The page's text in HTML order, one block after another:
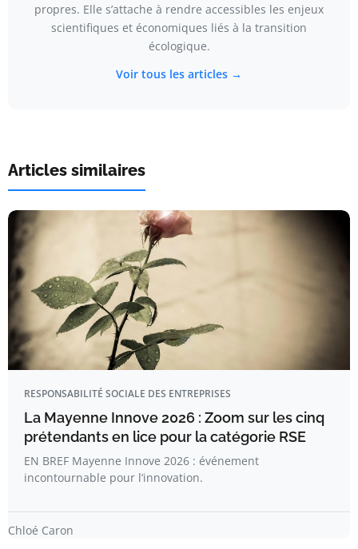
propres. Elle s’attache à rendre accessibles les enjeux
scientifiques et économiques liés à la transition
écologique.
Voir tous les articles →
Articles similaires
RESPONSABILITÉ SOCIALE DES ENTREPRISES
La Mayenne Innove 2026 : Zoom sur les cinq
prétendants en lice pour la catégorie RSE
EN BREF Mayenne Innove 2026 : événement
incontournable pour l’innovation.
Chloé Caron